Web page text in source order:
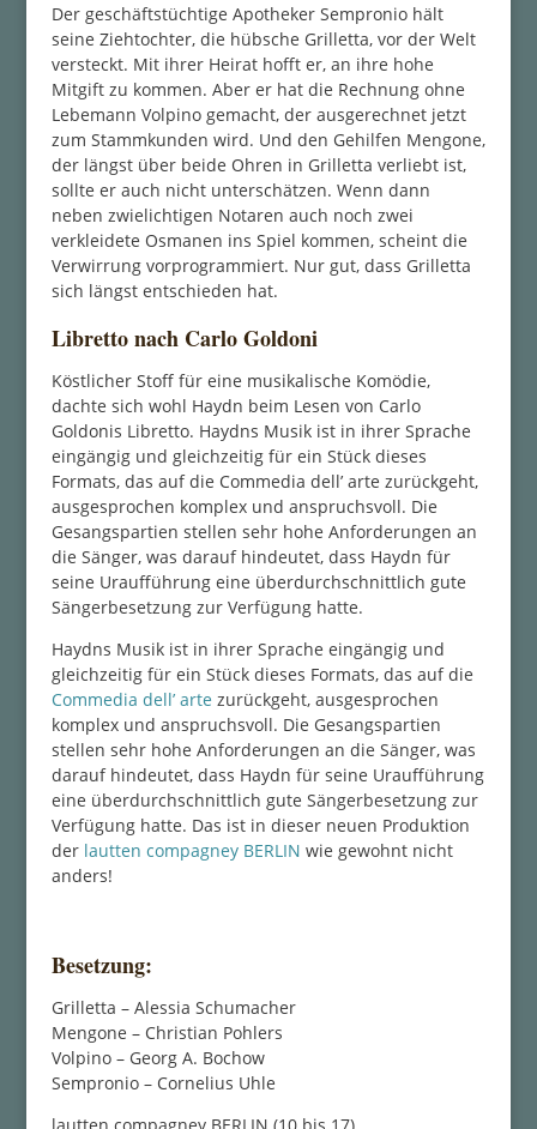
Der geschäftstüchtige Apotheker Sempronio hält
seine Ziehtochter, die hübsche Grilletta, vor der Welt
versteckt. Mit ihrer Heirat hofft er, an ihre hohe
Mitgift zu kommen. Aber er hat die Rechnung ohne
Lebemann Volpino gemacht, der ausgerechnet jetzt
zum Stammkunden wird. Und den Gehilfen Mengone,
der längst über beide Ohren in Grilletta verliebt ist,
sollte er auch nicht unterschätzen. Wenn dann
neben zwielichtigen Notaren auch noch zwei
verkleidete Osmanen ins Spiel kommen, scheint die
Verwirrung vorprogrammiert. Nur gut, dass Grilletta
sich längst entschieden hat.
Libretto nach Carlo Goldoni
Köstlicher Stoff für eine musikalische Komödie,
dachte sich wohl Haydn beim Lesen von Carlo
Goldonis Libretto. Haydns Musik ist in ihrer Sprache
eingängig und gleichzeitig für ein Stück dieses
Formats, das auf die Commedia dell’ arte zurückgeht,
ausgesprochen komplex und anspruchsvoll. Die
Gesangspartien stellen sehr hohe Anforderungen an
die Sänger, was darauf hindeutet, dass Haydn für
seine Uraufführung eine überdurchschnittlich gute
Sängerbesetzung zur Verfügung hatte.
Haydns Musik ist in ihrer Sprache eingängig und
gleichzeitig für ein Stück dieses Formats, das auf die
Commedia dell’ arte zurückgeht, ausgesprochen
komplex und anspruchsvoll. Die Gesangspartien
stellen sehr hohe Anforderungen an die Sänger, was
darauf hindeutet, dass Haydn für seine Uraufführung
eine überdurchschnittlich gute Sängerbesetzung zur
Verfügung hatte. Das ist in dieser neuen Produktion
der lautten compagney BERLIN wie gewohnt nicht
anders!
Besetzung:
Grilletta – Alessia Schumacher
Mengone – Christian Pohlers
Volpino – Georg A. Bochow
Sempronio – Cornelius Uhle